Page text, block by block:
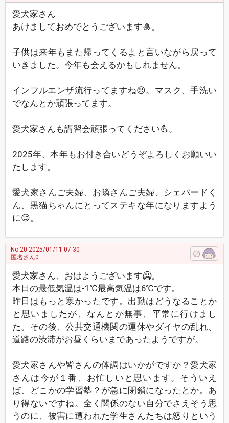
愛犬家さん
あけましておめでとうございます🎍。
子供は来年もまた帰ってくるよと言いながら戻って
いきました。今年も会えるかもしれません。
インフルエンザ流行ってますね😣。マスク、手洗い
でなんとか頑張ってます。
愛犬家さんも講習会頑張ってください💪。
2025年、本年もお付き合いどうぞよろしくお願いい
たします。
愛犬家さんご夫婦、お隣さんご夫婦、シェパードく
ん、黒猫ちゃんにとってステキな年になりますよう
に😌。
No.20 2025/01/11 07:30
匿名さん0
愛犬家さん、おはようございます🥶。
本日の最低気温は-1℃最高気温は6℃です。
昨日はもっと寒かったです。出勤はどうなることか
と思いましたが、なんとか無事、平常に行けまし
た。その後、公共交通機関の運休やダイヤの乱れ、
道路の渋滞がお昼くらいまであったようですが。
愛犬家さんや皆さんの体調はいかがですか？愛犬家
さんは今が１番、お忙しいと思います。そういえ
ば、どこかの学習塾？が急に閉鎖になったとか。あ
り得ないですね。全く関係のない自分でさえそう思
うのに、被害に遭われた学生さんたちは怒りという